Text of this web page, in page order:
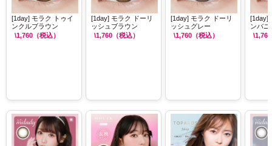
[1day] モラク トゥイ
ンクルブラウン
\1,760 （税込）
[1day] モラク ドーリ
ッシュブラウン
\1,760 （税込）
[1day] モラク ドーリ
ッシュグレー
\1,760 （税込）
[1day]
ンバニ
\1,760